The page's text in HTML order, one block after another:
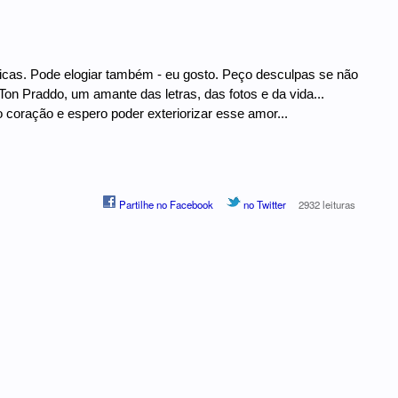
Pode elogiar também - eu gosto. Peço desculpas se não
Praddo, um amante das letras, das fotos e da vida...
e espero poder exteriorizar esse amor...
Partilhe no Facebook no Twitter 2932 leituras